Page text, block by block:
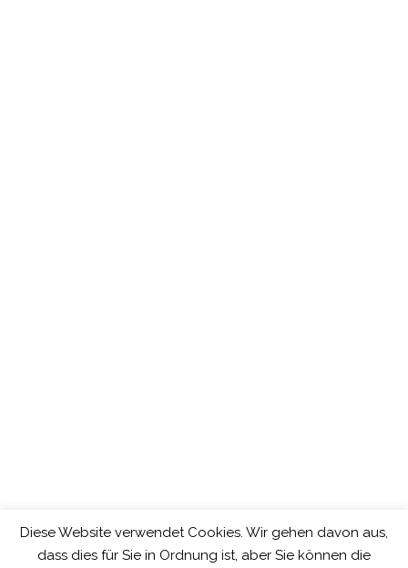
Diese Website verwendet Cookies. Wir gehen davon aus,
dass dies für Sie in Ordnung ist, aber Sie können die